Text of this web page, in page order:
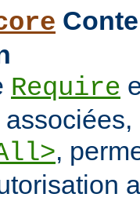
Require
,